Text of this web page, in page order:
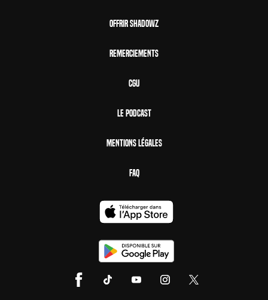
Offrir Shadowz
Remerciements
CGU
Le Podcast
Mentions Légales
FAQ